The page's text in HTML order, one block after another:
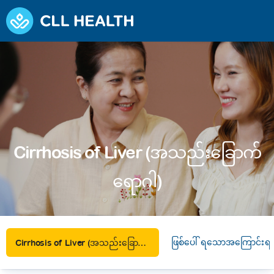
Cirrhosis of Liver (အသည်းခြောက်
ရောဂါ)
Cirrhosis of Liver (အသည်းခြောက်ရောဂါ) ဖြစ်ပေါ် ရသောအကြောင်းရင်